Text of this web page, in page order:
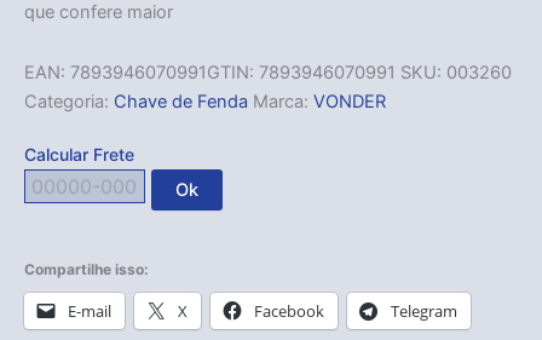
que confere maior
EAN: 7893946070991GTIN: 7893946070991 SKU: 003260
Categoria: Chave de Fenda Marca: VONDER
Calcular Frete
Ok
Compartilhe isso:
E-mail X Facebook Telegram